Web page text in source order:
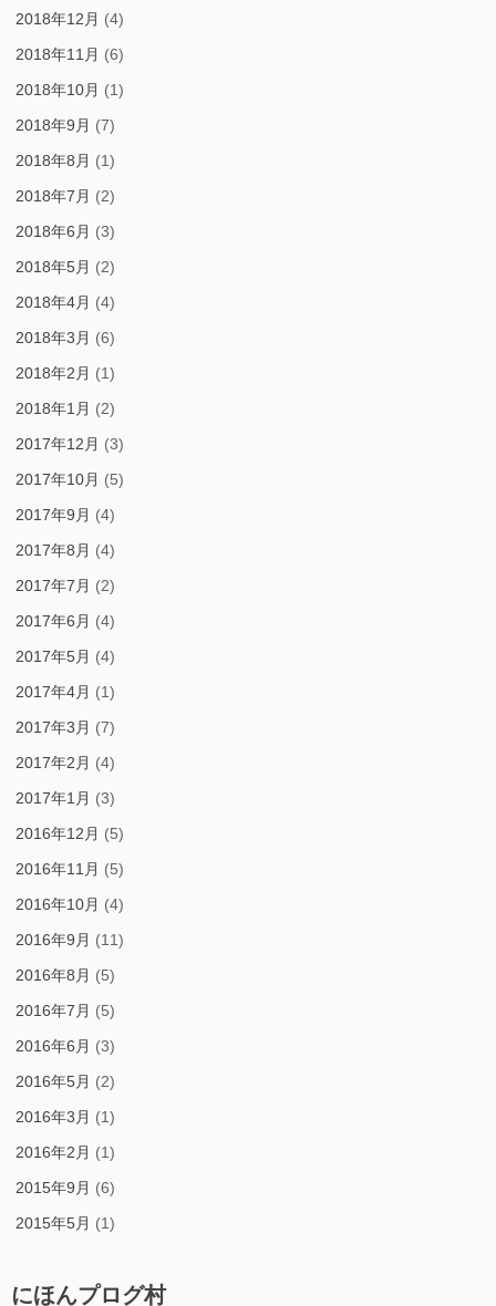
2018年12月 (4)
2018年11月 (6)
2018年10月 (1)
2018年9月 (7)
2018年8月 (1)
2018年7月 (2)
2018年6月 (3)
2018年5月 (2)
2018年4月 (4)
2018年3月 (6)
2018年2月 (1)
2018年1月 (2)
2017年12月 (3)
2017年10月 (5)
2017年9月 (4)
2017年8月 (4)
2017年7月 (2)
2017年6月 (4)
2017年5月 (4)
2017年4月 (1)
2017年3月 (7)
2017年2月 (4)
2017年1月 (3)
2016年12月 (5)
2016年11月 (5)
2016年10月 (4)
2016年9月 (11)
2016年8月 (5)
2016年7月 (5)
2016年6月 (3)
2016年5月 (2)
2016年3月 (1)
2016年2月 (1)
2015年9月 (6)
2015年5月 (1)
にほんプログ村